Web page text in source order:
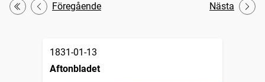
Första
Föregående Nästa
1831-01-13
Aftonbladet